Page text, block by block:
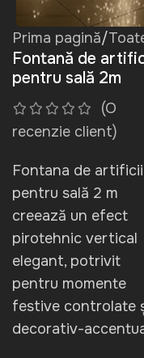
Prima pagină/
Fontană de
pentru sală 2m
(O
recenzie client)
Fontana de artificii
pentru sală 2 m
creează un efect
pirotehnic vertical
elegant, potrivit
pentru momente
festive controlate
decorativ-